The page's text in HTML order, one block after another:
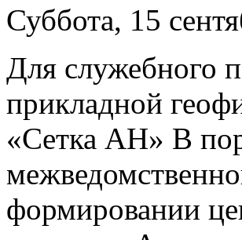
Суббота, 15
Для служебного
прикладной
«Сетка АН» В
формировании